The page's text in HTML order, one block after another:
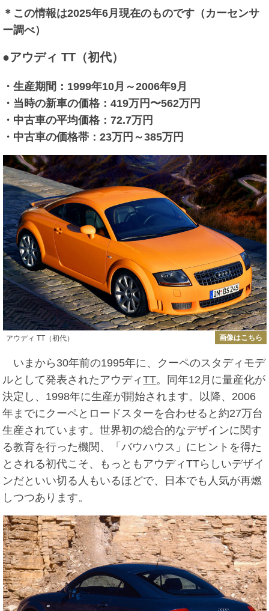
＊この情報は2025年6月現在のものです（カーセンサ
ー調べ）
●アウディ TT（初代）
・生産期間：1999年10月～2006年9月
・当時の新車の価格：419万円〜562万円
・中古車の平均価格：72.7万円
・中古車の価格帯：23万円～385万円
アウディ TT（初代） 画像はこちら
いまから30年前の1995年に、クーペのスタディモデ
ルとして発表されたアウディTT。同年12月に量産化が
決定し、1998年に生産が開始されます。以降、2006
年までにクーペとロードスターを合わせると約27万台
生産されています。世界初の総合的なデザインに関す
る教育を行った機関、「バウハウス」にヒントを得た
とされる初代こそ、もっともアウディTTらしいデザイ
ンだといい切る人もいるほどで、日本でも人気が再燃
しつつあります。